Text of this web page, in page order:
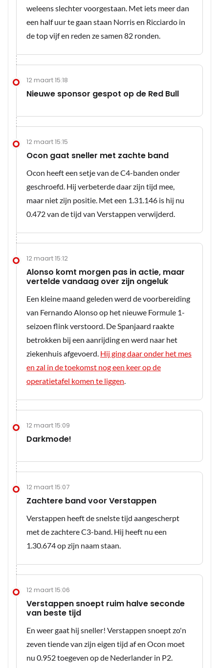
weleens slechter voorgestaan. Met iets meer dan
een half uur te gaan staan Norris en Ricciardo in
de top vijf en reden ze samen 82 ronden.
12 maart 15:18
Nieuwe sponsor gespot op de Red Bull
12 maart 15:15
Ocon gaat sneller met zachte band
Ocon heeft een setje van de C4-banden onder
geschroefd. Hij verbeterde daar zijn tijd mee,
maar niet zijn positie. Met een 1.31.146 is hij nu
0.472 van de tijd van Verstappen verwijderd.
12 maart 15:12
Alonso komt morgen pas in actie, maar
vertelde vandaag over zijn ongeluk
Een kleine maand geleden werd de voorbereiding
van Fernando Alonso op het nieuwe Formule 1-
seizoen flink verstoord. De Spanjaard raakte
betrokken bij een aanrijding en werd naar het
ziekenhuis afgevoerd. Hij ging daar onder het mes
en zal in de toekomst nog een keer op de
operatietafel komen te liggen.
12 maart 15:09
Darkmode!
12 maart 15:07
Zachtere band voor Verstappen
Verstappen heeft de snelste tijd aangescherpt
met de zachtere C3-band. Hij heeft nu een
1.30.674 op zijn naam staan.
12 maart 15:06
Verstappen snoept ruim halve seconde
van beste tijd
En weer gaat hij sneller! Verstappen snoept zo'n
zeven tiende van zijn eigen tijd af en Ocon moet
nu 0.952 toegeven op de Nederlander in P2.